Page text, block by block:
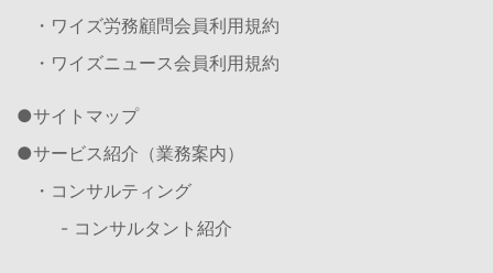
・ワイズ労務顧問会員利用規約
・ワイズニュース会員利用規約
サイトマップ
サービス紹介（業務案内）
・コンサルティング
- コンサルタント紹介